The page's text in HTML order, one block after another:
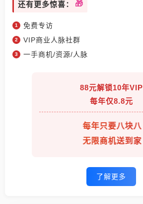
还有更多惊喜：
免费专访
VIP商业人脉社群
一手商机/资源/人脉
88元解锁10年VIP
每年仅8.8元
每年只要八块八
无限商机送到家
了解更多